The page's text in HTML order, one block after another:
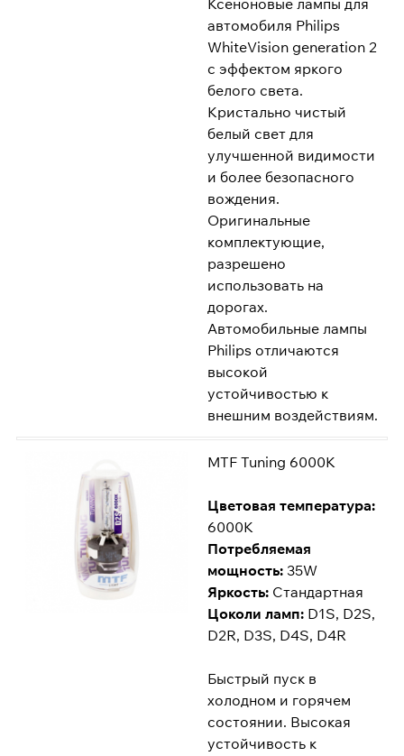
Ксеноновые лампы для
автомобиля Philips
WhiteVision generation 2
с эффектом яркого
белого света.
Кристально чистый
белый свет для
улучшенной видимости
и более безопасного
вождения.
Оригинальные
комплектующие,
разрешено
использовать на
дорогах.
Автомобильные лампы
Philips отличаются
высокой
устойчивостью к
внешним воздействиям.
MTF Tuning 6000K
Цветовая температура:
6000K
Потребляемая
мощность: 35W
Яркость: Стандартная
Цоколи ламп: D1S, D2S,
D2R, D3S, D4S, D4R
Быстрый пуск в
холодном и горячем
состоянии. Высокая
устойчивость к